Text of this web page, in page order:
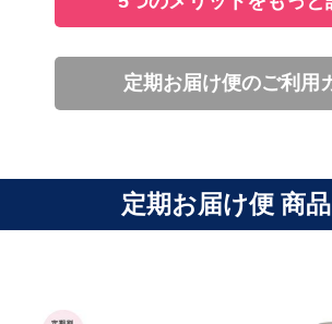
定期お届け便のご利用
定期お届け便 商